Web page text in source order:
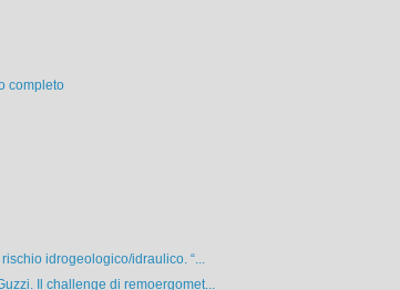
completo
idrogeologico/idraulico. “...
Il challenge di remoergomet...